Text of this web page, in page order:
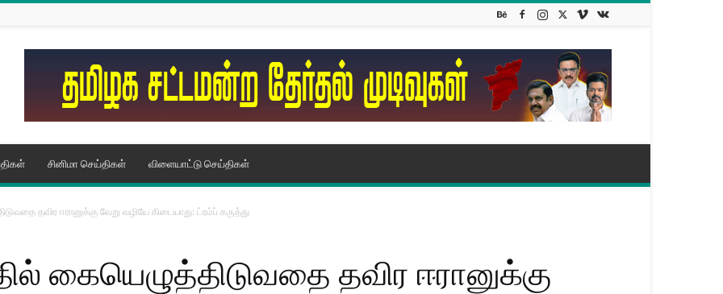
சினிமா செய்திகள் விளையாட்டு செய்திகள்
தவிர ஈரானுக்கு வேறு வழியே கிடையாது: ட்ரம்ப் கருத்து
கையெழுத்திடுவதை தவிர ஈரானுக்கு